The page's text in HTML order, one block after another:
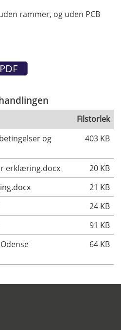
rammer, og uden PCB
Filstorlek
og
403 KB
erklæring.docx
20 KB
21 KB
24 KB
91 KB
64 KB